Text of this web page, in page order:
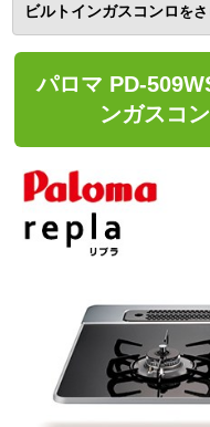
ビルトインガスコンロ を
パロマ PD-
ンガスコ